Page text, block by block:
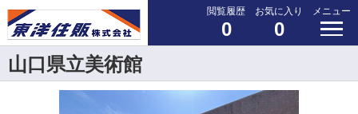
閲覧履歴
0
お気に入り
0
メニュー
山口県立美術館